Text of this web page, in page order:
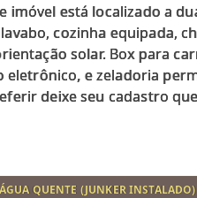
imóvel está localizado a
cozinha equipada,
solar. Box para
e zeladoria
ÁGUA QUENTE (JUNKER INSTALADO)